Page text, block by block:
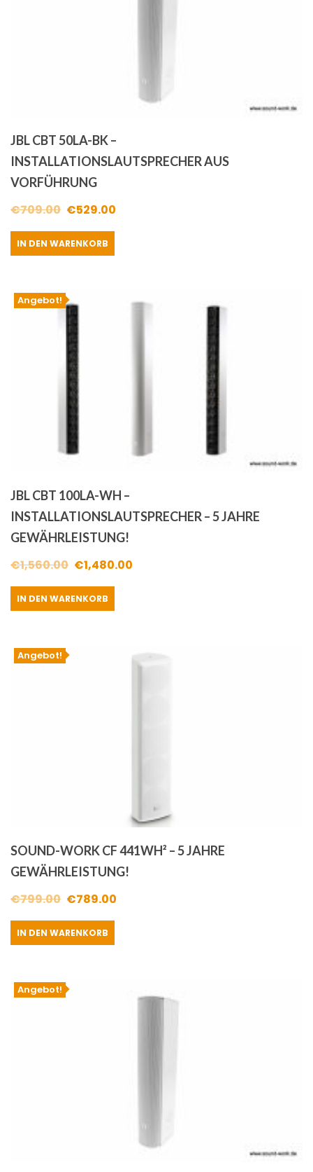
JBL CBT 50LA-BK –
INSTALLATIONSLAUTSPRECHER AUS
VORFÜHRUNG
€709.00 Ursprünglicher
Preis
war:
€529.00
IN DEN WARENKORB
Angebot!
JBL CBT 100LA-WH –
INSTALLATIONSLAUTSPRECHER – 5 JAHRE
GEWÄHRLEISTUNG!
€1,560.00 Ursprünglicher
Preis
war:
€1,480.00
IN DEN WARENKORB
Angebot!
SOUND-WORK CF 441WH² – 5 JAHRE
GEWÄHRLEISTUNG!
€799.00 Ursprünglicher
Preis
war:
€789.00
IN DEN WARENKORB
Angebot!